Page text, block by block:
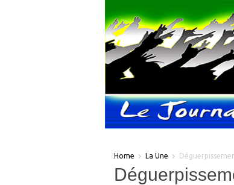
Home La Une